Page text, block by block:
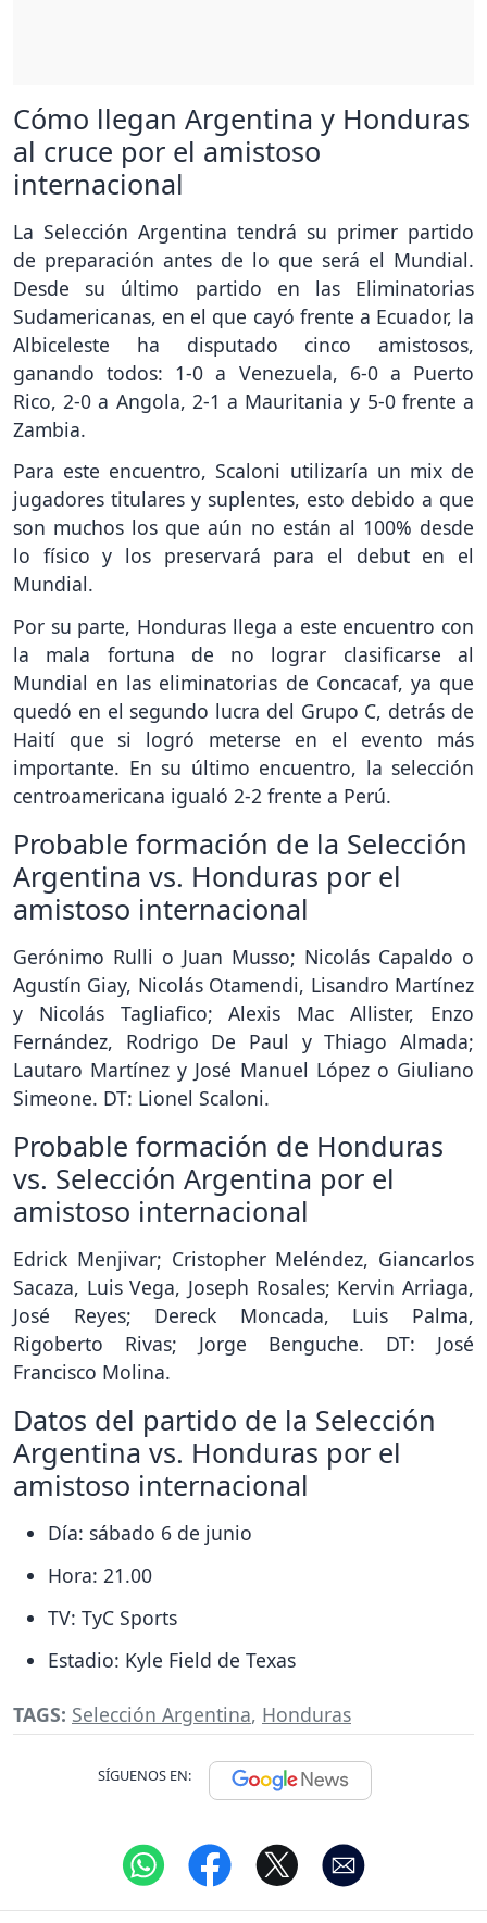
Cómo llegan Argentina y Honduras
al cruce por el amistoso
internacional
La Selección Argentina tendrá su primer partido
de preparación antes de lo que será el Mundial.
Desde su último partido en las Eliminatorias
Sudamericanas, en el que cayó frente a Ecuador, la
Albiceleste ha disputado cinco amistosos,
ganando todos: 1-0 a Venezuela, 6-0 a Puerto
Rico, 2-0 a Angola, 2-1 a Mauritania y 5-0 frente a
Zambia.
Para este encuentro, Scaloni utilizaría un mix de
jugadores titulares y suplentes, esto debido a que
son muchos los que aún no están al 100% desde
lo físico y los preservará para el debut en el
Mundial.
Por su parte, Honduras llega a este encuentro con
la mala fortuna de no lograr clasificarse al
Mundial en las eliminatorias de Concacaf, ya que
quedó en el segundo lucra del Grupo C, detrás de
Haití que si logró meterse en el evento más
importante. En su último encuentro, la selección
centroamericana igualó 2-2 frente a Perú.
Probable formación de la Selección
Argentina vs. Honduras por el
amistoso internacional
Gerónimo Rulli o Juan Musso; Nicolás Capaldo o
Agustín Giay, Nicolás Otamendi, Lisandro Martínez
y Nicolás Tagliafico; Alexis Mac Allister, Enzo
Fernández, Rodrigo De Paul y Thiago Almada;
Lautaro Martínez y José Manuel López o Giuliano
Simeone. DT: Lionel Scaloni.
Probable formación de Honduras
vs. Selección Argentina por el
amistoso internacional
Edrick Menjivar; Cristopher Meléndez, Giancarlos
Sacaza, Luis Vega, Joseph Rosales; Kervin Arriaga,
José Reyes; Dereck Moncada, Luis Palma,
Rigoberto Rivas; Jorge Benguche. DT: José
Francisco Molina.
Datos del partido de la Selección
Argentina vs. Honduras por el
amistoso internacional
Día: sábado 6 de junio
Hora: 21.00
TV: TyC Sports
Estadio: Kyle Field de Texas
TAGS: Selección Argentina, Honduras
SÍGUENOS EN: